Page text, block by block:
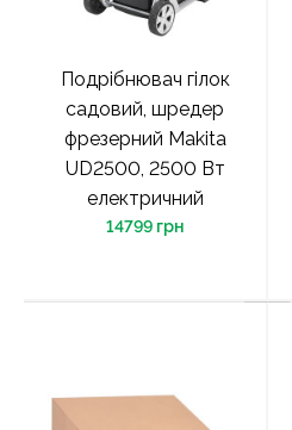
Подрібнювач гілок
садовий, шредер
фрезерний Makita
UD2500, 2500 Вт
електричний
14799 грн